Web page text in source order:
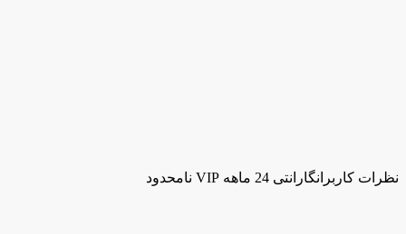
نظرات کاربرانگارانتی 24 ماهه VIP نامحدود